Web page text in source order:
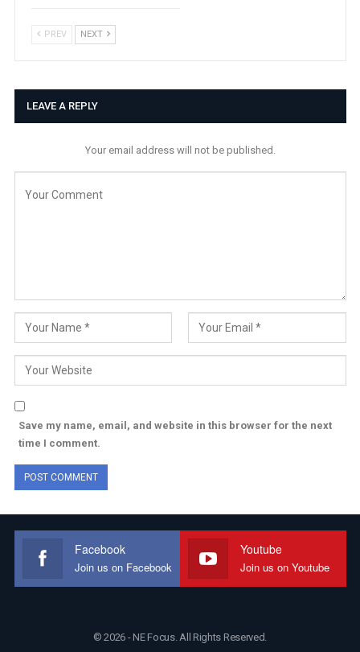
PREV NEXT
LEAVE A REPLY
Your email address will not be published.
Save my name, email, and website in this browser for the next
time I comment.
Facebook
Join us on Facebook
Youtube
Join us on Youtube
© 2026 - NE Focus. All Rights Reserved.